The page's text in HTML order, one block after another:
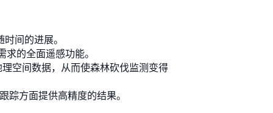
间的进展。
的全面遥感功能。
空间数据，从而使森林砍伐监测变得
踪方面提供高精度的结果。